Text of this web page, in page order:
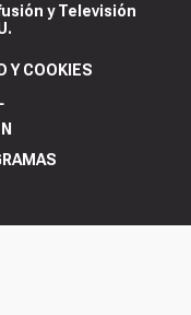
y Televisión
Y COOKIES